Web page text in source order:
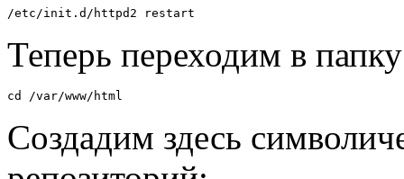
/etc/init.d/httpd2 restart
Теперь переходим в
cd /var/www/html
Создадим здесь